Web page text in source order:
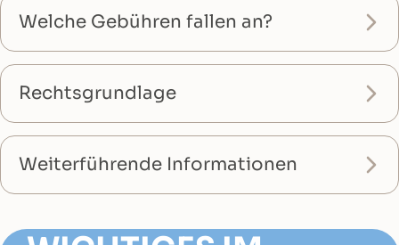
Welche Gebühren fallen an?
Rechtsgrundlage
Weiterführende Informationen